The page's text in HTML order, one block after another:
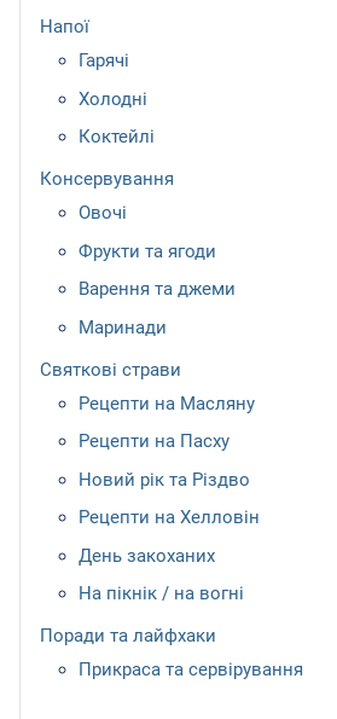
Напої
Гарячі
Холодні
Коктейлі
Консервування
Овочі
Фрукти та ягоди
Варення та джеми
Маринади
Святкові страви
Рецепти на Масляну
Рецепти на Пасху
Новий рік та Різдво
Рецепти на Хелловін
День закоханих
На пікнік / на вогні
Поради та лайфхаки
Прикраса та сервірування